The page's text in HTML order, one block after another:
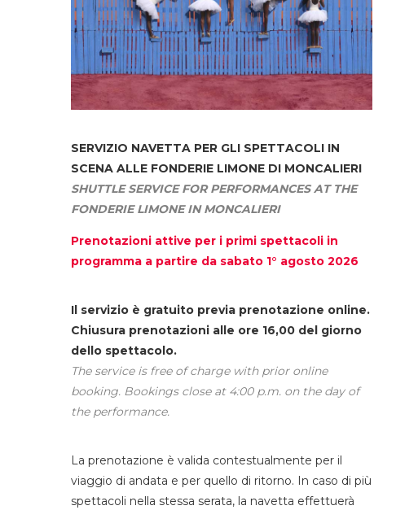
SERVIZIO NAVETTA PER GLI SPETTACOLI IN
SCENA ALLE FONDERIE LIMONE DI MONCALIERI
SHUTTLE SERVICE FOR PERFORMANCES AT THE
FONDERIE LIMONE IN MONCALIERI
Prenotazioni attive per i primi spettacoli in
programma a partire da sabato 1° agosto 2026
Il servizio è gratuito previa prenotazione online.
Chiusura prenotazioni alle ore 16,00 del giorno
dello spettacolo.
The service is free of charge with prior online
booking. Bookings close at 4:00 p.m. on the day of
the performance.
La prenotazione è valida contestualmente per il
viaggio di andata e per quello di ritorno. In caso di più
spettacoli nella stessa serata, la navetta effettuerà